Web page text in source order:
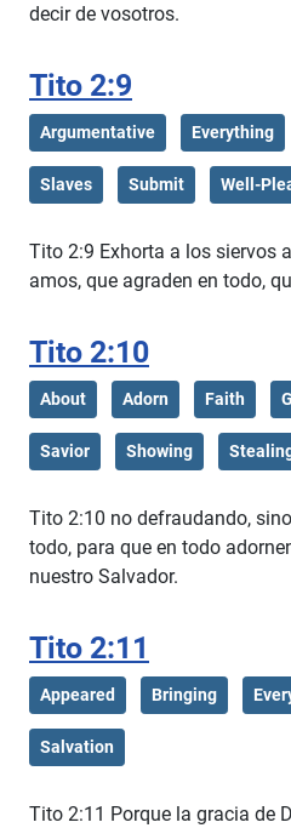
decir de vosotros.
Tito 2:9
Argumentative Everything
Slaves Submit Well-
Tito 2:9 Exhorta a los siervos
amos, que agraden en todo,
Tito 2:10
About Adorn Faith
Savior Showing
Tito 2:10 no defraudando,
todo, para que en todo
nuestro Salvador.
Tito 2:11
Appeared Bringing
Salvation
Tito 2:11 Porque la gracia de